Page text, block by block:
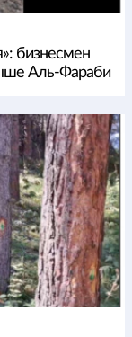
бизнесмен
Аль-Фараби